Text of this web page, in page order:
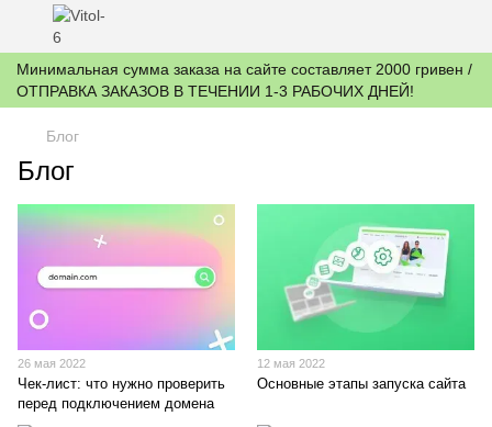
Минимальная сумма заказа на сайте составляет 2000 гривен /
ОТПРАВКА ЗАКАЗОВ В ТЕЧЕНИИ 1-3 РАБОЧИХ ДНЕЙ!
Блог
Блог
26 мая 2022
Чек-лист: что нужно проверить
перед подключением домена
12 мая 2022
Основные этапы запуска сайта